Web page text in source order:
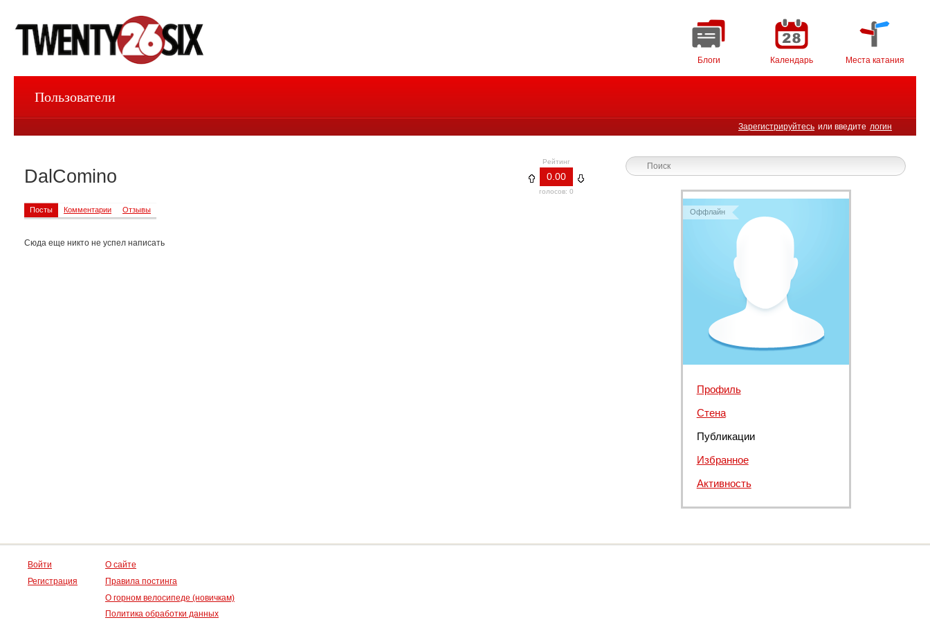
Блоги Календарь Места катания
Зарегистрируйтесь или введите логин
Пользователи
Рейтинг
0.00
голосов: 0
DalComino
Посты Комментарии Отзывы
Сюда еще никто не успел написать
Оффлайн
Профиль
Стена
Публикации
Избранное
Активность
Войти
Регистрация
О сайте
Правила постинга
О горном велосипеде (новичкам)
Политика обработки данных